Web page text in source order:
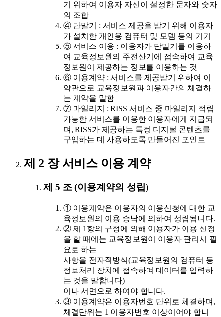
기 위하여 이용자 자신이 설정한 문자와 숫자
의 조합
④ 단말기 : 서비스 제공을 받기 위해 이용자
가 설치한 개인용 컴퓨터 및 모뎀 등의 기기
⑤ 서비스 이용 : 이용자가 단말기를 이용하
여 교육정보원의 주전산기에 접속하여 교육
정보원이 제공하는 정보를 이용하는 것
⑥ 이용계약 : 서비스를 제공받기 위하여 이
약관으로 교육정보원과 이용자간의 체결하
는 계약을 말함
⑦ 마일리지 : RISS 서비스 중 마일리지 적립
가능한 서비스를 이용한 이용자에게 지급되
며, RISS가 제공하는 특정 디지털 콘텐츠를
구입하는 데 사용하도록 만들어진 포인트
제 2 장 서비스 이용 계약
제 5 조 (이용계약의 성립)
① 이용계약은 이용자의 이용신청에 대한 교
육정보원의 이용 승낙에 의하여 성립됩니다.
② 제 1항의 규정에 의해 이용자가 이용 신청
을 할 때에는 교육정보원이 이용자 관리시 필
요로 하는
사항을 전자적방식(교육정보원의 컴퓨터 등
정보처리 장치에 접속하여 데이터를 입력하
는 것을 말합니다)
이나 서면으로 하여야 합니다.
③ 이용계약은 이용자번호 단위로 체결하며,
체결단위는 1 이용자번호 이상이어야 합니